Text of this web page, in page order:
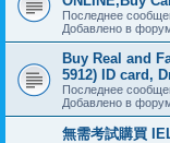
Последнее
Добавлено в
Buy Real and
5912) ID card,
Последнее
Добавлено в
無需考試購買